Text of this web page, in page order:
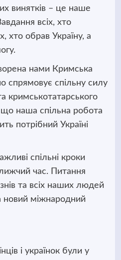
винятків – це наше
всіх, хто
хто обрав Україну, а
нами Кримська
спрямовує спільну силу
кримськотатарського
наша спільна робота
потрібний Україні
спільні кроки
час. Питання
та всіх наших людей
міжнародний
і українок були у